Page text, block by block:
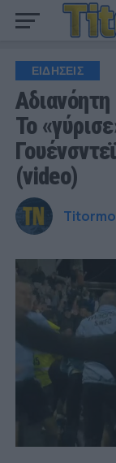
ΕΙΔΗΣΕΙΣ
Το
(video)